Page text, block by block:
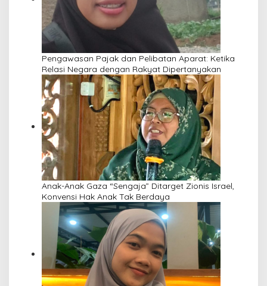
Pengawasan Pajak dan Pelibatan Aparat: Ketika
Relasi Negara dengan Rakyat Dipertanyakan
Anak-Anak Gaza “Sengaja” Ditarget Zionis Israel,
Konvensi Hak Anak Tak Berdaya